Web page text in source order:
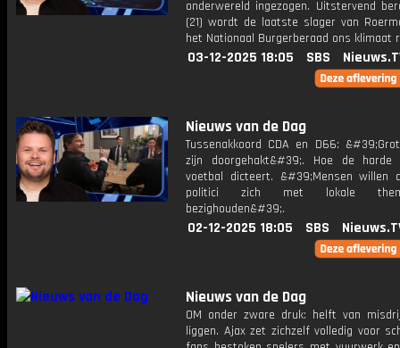
onderwereld ingezogen. Uitstervend
(21) wordt de laatste slager van
het Nationaal Burgerberaad ons klimaat
03-12-2025 18:05 SBS
Nieuws van de Dag
Tussenakkoord CDA en D66:
zijn doorgehakt&#39;. Hoe de
voetbal dicteert. &#39;Mensen willen
politici zich met lokale
bezighouden&#39;.
02-12-2025 18:05 SBS
Nieuws van de Dag
OM onder zware druk: helft van
liggen. Ajax zet zichzelf volledig voor